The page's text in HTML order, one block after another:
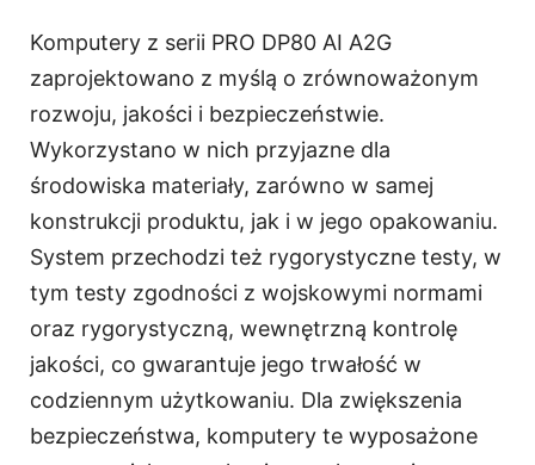
Komputery z serii PRO DP80 AI A2G
zaprojektowano z myślą o zrównoważonym
rozwoju, jakości i bezpieczeństwie.
Wykorzystano w nich przyjazne dla
środowiska materiały, zarówno w samej
konstrukcji produktu, jak i w jego opakowaniu.
System przechodzi też rygorystyczne testy, w
tym testy zgodności z wojskowymi normami
oraz rygorystyczną, wewnętrzną kontrolę
jakości, co gwarantuje jego trwałość w
codziennym użytkowaniu. Dla zwiększenia
bezpieczeństwa, komputery te wyposażone